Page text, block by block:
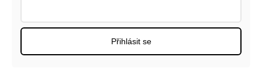
Přihlásit se